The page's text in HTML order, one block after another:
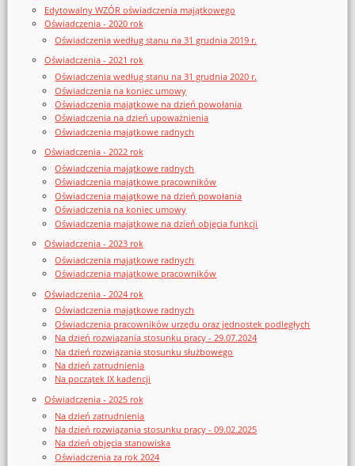
Edytowalny WZÓR oświadczenia majątkowego
Oświadczenia - 2020 rok
Oświadczenia według stanu na 31 grudnia 2019 r.
Oświadczenia - 2021 rok
Oświadczenia według stanu na 31 grudnia 2020 r.
Oświadczenia na koniec umowy
Oświadczenia majątkowe na dzień powołania
Oświadczenia na dzień upoważnienia
Oświadczenia majątkowe radnych
Oświadczenia - 2022 rok
Oświadczenia majątkowe radnych
Oświadczenia majątkowe pracowników
Oświadczenia majątkowe na dzień powołania
Oświadczenia na koniec umowy
Oświadczenia majątkowe na dzień objęcia funkcji
Oświadczenia - 2023 rok
Oświadczenia majątkowe radnych
Oświadczenia majątkowe pracowników
Oświadczenia - 2024 rok
Oświadczenia majątkowe radnych
Oświadczenia pracowników urzędu oraz jednostek podległych
Na dzień rozwiązania stosunku pracy - 29.07.2024
Na dzień rozwiązania stosunku służbowego
Na dzień zatrudnienia
Na początek IX kadencji
Oświadczenia - 2025 rok
Na dzień zatrudnienia
Na dzień rozwiązania stosunku pracy - 09.02.2025
Na dzień objęcia stanowiska
Oświadczenia za rok 2024